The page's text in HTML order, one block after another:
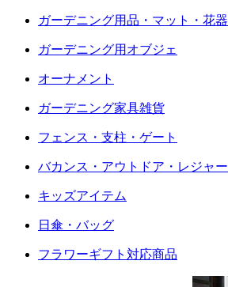
ガーデニング用品・マット・花器
ガーデニング用オブジェ
オーナメント
ガーデニング家具雑貨
フェンス・支柱・ゲート
バカンス・アウトドア・レジャー
キッズアイテム
日傘・バッグ
フラワーギフト対応商品